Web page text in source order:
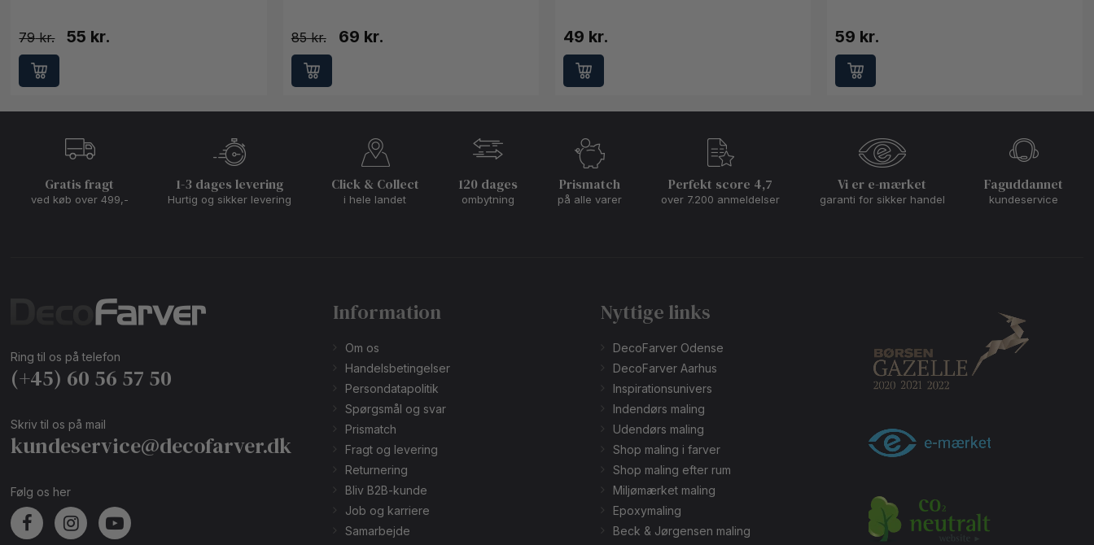
79 55 kr. 85 69 kr. 49 kr. 59 kr.
Gratis fragt
ved køb over 499,-
1-3 dages levering
Hurtig og sikker levering
Click & Collect
i hele landet
120 dages
ombytning
Prismatch
på alle varer
Perfekt score 4,7
over 7.200 anmeldelser
Vi er e-mærket
garanti for sikker handel
Faguddannet
kundeservice
Ring til os på telefon
(+45) 60 56 57 50
Skriv til os på mail
kundeservice@decofarver.dk
Følg os her
Information
Om os
Handelsbetingelser
Persondatapolitik
Spørgsmål og svar
Prismatch
Fragt og levering
Returnering
Bliv B2B-kunde
Job og karriere
Samarbejde
Nyttige links
DecoFarver Odense
DecoFarver Aarhus
Inspirationsunivers
Indendørs maling
Udendørs maling
Shop maling i farver
Shop maling efter rum
Miljømærket maling
Epoxymaling
Beck & Jørgensen maling